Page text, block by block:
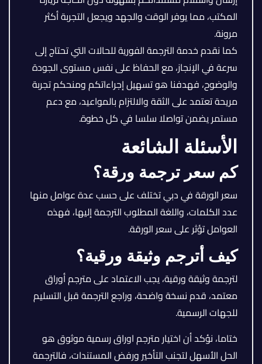
المكتب، مما يوفر الوقت والجهد ويجعل التجربة أكثر
مرونة.
كما نقدم خدمة الترجمة الفورية للحالات التي تحتاج إلى
سرعة في الإنجاز، مع الحفاظ على نفس مستوى الجودة
والوضوح، فهدفنا هو تسهيل إجراءاتكم ومنحكم تجربة
مريحة تعتمد على الثقة والالتزام بالمواعيد، مع دعم
مستمر يضمن تواصلا سلسا في كل خطوة.
الأسئلة الشائعة
كم سعر ترجمة ورقة؟
سعر الورقة في دبي تختلف على حسب عدة عوامل منها
عدد الكلمات، واللغة المطلوب الترجمة إليها، فهذه
العوامل تؤثر على سعر الورقة.
كيف أترجم وثيقة ورقية؟
لترجمة وثيقة ورقية، يجب الاعتماد على مترجم أوراق
معتمد، قدم نسخة واضحة، وراجع الترجمة قبل التسليم
للجهات الرسمية.
ختاما، نؤكد أن اختيار مترجم اوراق رسمية موثوق هو
الحل الأسهل لتجنب التأخير ورفض المستندات، فالترجمة